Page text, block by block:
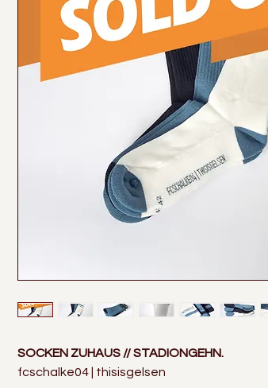
SOCKEN ZUHAUS // STADIONGEHN.
fcschalke04 | thisisgelsen